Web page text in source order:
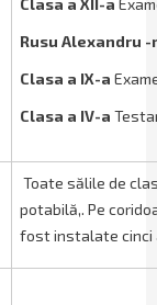
Clasa a XII-a
Rusu Alexandru -
Clasa a IX-a
Clasa a IV-a
Toate sălile de
potabilă,. Pe
fost instalate cinci